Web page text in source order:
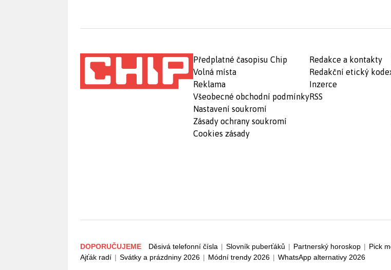
Předplatné časopisu Chip
Volná místa
Reklama
Všeobecné obchodní podmínky
Nastavení soukromí
Zásady ochrany soukromí
Cookies zásady
Redakce a kontakty
Redakční etický
Inzerce
RSS
DOPORUČUJEME Děsivá telefonní čísla | Slovník puberťáků | Partnerský horoskop | Pick
Ajťák radí | Svátky a prázdniny 2026 | Módní trendy 2026 | WhatsApp alternativy 2026